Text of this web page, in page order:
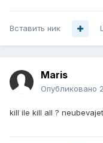
Вставить ник
Maris
Опубликовано
kill ile kill all ?